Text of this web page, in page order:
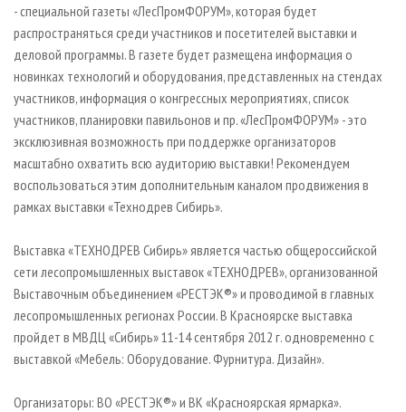
- специальной газеты «ЛесПромФОРУМ», которая будет
распространяться среди участников и посетителей выставки и
деловой программы. В газете будет размещена информация о
новинках технологий и оборудования, представленных на стендах
участников, информация о конгрессных мероприятиях, список
участников, планировки павильонов и пр. «ЛесПромФОРУМ» - это
эксклюзивная возможность при поддержке организаторов
масштабно охватить всю аудиторию выставки! Рекомендуем
воспользоваться этим дополнительным каналом продвижения в
рамках выставки «Технодрев Сибирь».
Выставка «ТЕХНОДРЕВ Сибирь» является частью общероссийской
сети лесопромышленных выставок «ТЕХНОДРЕВ», организованной
Выставочным объединением «РЕСТЭК®» и проводимой в главных
лесопромышленных регионах России. В Красноярске выставка
пройдет в МВДЦ «Сибирь» 11-14 сентября 2012 г. одновременно с
выставкой «Мебель: Оборудование. Фурнитура. Дизайн».
Организаторы: ВО «РЕСТЭК®» и ВК «Красноярская ярмарка».